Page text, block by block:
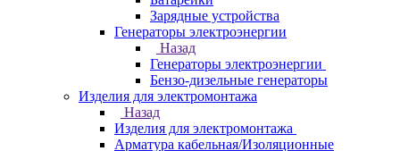
Зарядные устройства
Генераторы электроэнергии
Назад
Генераторы электроэнергии
Бензо-дизельные генераторы
Изделия для электромонтажа
Назад
Изделия для электромонтажа
Арматура кабельная/Изоляционные